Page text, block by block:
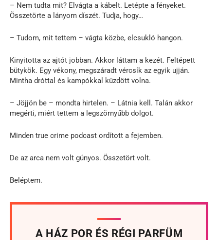
– Nem tudta mit? Elvágta a kábelt. Letépte a fényeket.
Összetörte a lányom díszét. Tudja, hogy…
– Tudom, mit tettem – vágta közbe, elcsukló hangon.
Kinyitotta az ajtót jobban. Akkor láttam a kezét. Feltépett
bütykök. Egy vékony, megszáradt vércsík az egyik ujján.
Mintha dróttal és kampókkal küzdött volna.
– Jöjjön be – mondta hirtelen. – Látnia kell. Talán akkor
megérti, miért tettem a legszörnyűbb dolgot.
Minden true crime podcast ordított a fejemben.
De az arca nem volt gúnyos. Összetört volt.
Beléptem.
A HÁZ POR ÉS RÉGI PARFÜM